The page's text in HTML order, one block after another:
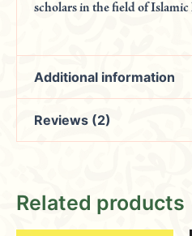
scholars in the field of Islamic
Additional information
Weight
Reviews (2)
11, 2023
Related products